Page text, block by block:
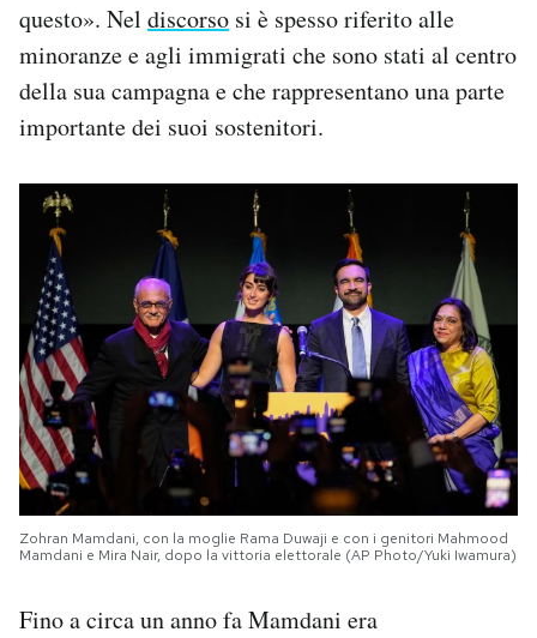
questo». Nel discorso si è spesso riferito alle
minoranze e agli immigrati che sono stati al centro
della sua campagna e che rappresentano una parte
importante dei suoi sostenitori.
Zohran Mamdani, con la moglie Rama Duwaji e con i genitori Mahmood
Mamdani e Mira Nair, dopo la vittoria elettorale (AP Photo/Yuki Iwamura)
Fino a circa un anno fa Mamdani era